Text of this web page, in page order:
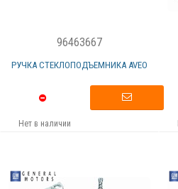
96463667
РУЧКА СТЕКЛОПОДЪЕМНИКА AVEO
Нет в наличии